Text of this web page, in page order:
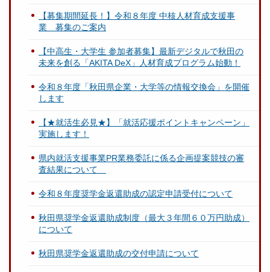
【募集期間延長！】令和８年度 中核人材育成支援事
業 募集のご案内
【中高生・大学生 参加者募集】最新デジタルで秋田の
未来を創る「AKITA DeX」人材育成プログラム始動！
令和８年度「秋田県企業・大学等の情報交換会」を開催
します
【★就活生必見★】「就活応援ポイントキャンペーン」
実施します！
県内就活支援事業PR業務委託に係る企画提案競技の審
査結果について
令和８年度奨学金返還助成の認定申請受付について
秋田県奨学金返還助成制度（最大３年間６０万円助成）
について
秋田県奨学金返還助成の交付申請について